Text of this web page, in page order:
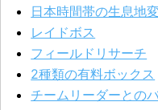
日本時間帯の生息地
レイドボス
フィールドリサーチ
2種類の有料ボックス
チームリーダーとの